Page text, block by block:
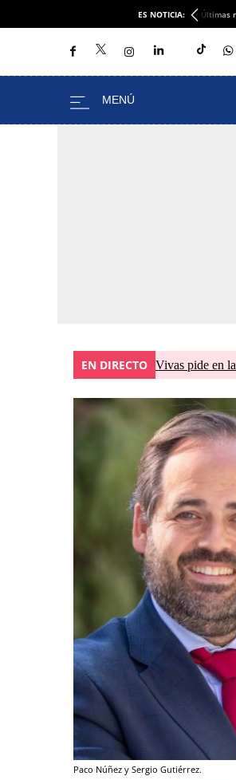
ES NOTICIA: Últimas
EN DIRECTO Vivas pide en
Paco Núñez y Sergio Gutiérrez.